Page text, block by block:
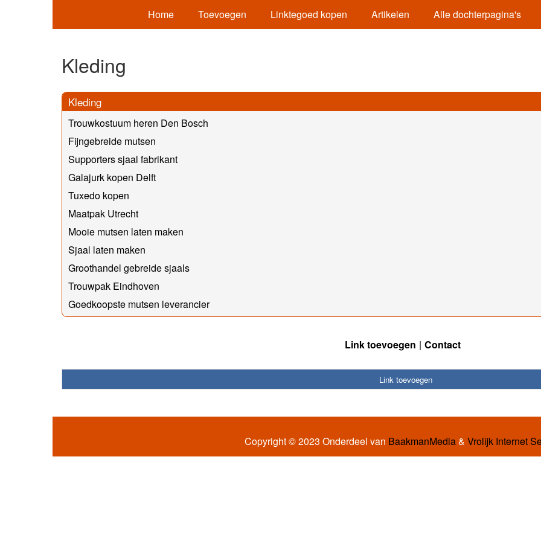
Home Toevoegen Linktegoed kopen Artikelen Alle dochterpagina's
Kleding
Kleding
Trouwkostuum heren Den Bosch
Fijngebreide mutsen
Supporters sjaal fabrikant
Galajurk kopen Delft
Tuxedo kopen
Maatpak Utrecht
Mooie mutsen laten maken
Sjaal laten maken
Groothandel gebreide sjaals
Trouwpak Eindhoven
Goedkoopste mutsen leverancier
Link toevoegen Contact
Link toevoegen
Copyright © 2023 Onderdeel van BaakmanMedia& Vrolijk Internet